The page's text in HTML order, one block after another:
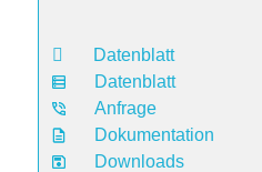
Datenblatt
Datenblatt
Anfrage
Dokumentation
Downloads